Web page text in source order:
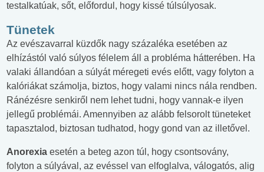
testalkatúak, sőt, előfordul, hogy kissé túlsúlyosak.
Tünetek
Az evészavarral küzdők nagy százaléka esetében az
elhízástól való súlyos félelem áll a probléma hátterében. Ha
valaki állandóan a súlyát méregeti evés előtt, vagy folyton a
kalóriákat számolja, biztos, hogy valami nincs nála rendben.
Ránézésre senkiről nem lehet tudni, hogy vannak-e ilyen
jellegű problémái. Amennyiben az alább felsorolt tüneteket
tapasztalod, biztosan tudhatod, hogy gond van az illetővel.
Anorexia esetén a beteg azon túl, hogy csontsovány,
folyton a súlyával, az evéssel van elfoglalva, válogatós, alig